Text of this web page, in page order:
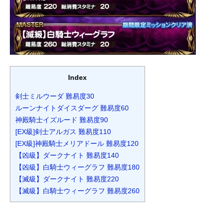
Index
剣士ミルウーダ 難易度30
ルーンナイトダイスダーグ 難易度60
神殿騎士イズルード 難易度90
[EX級]剣士アルガス 難易度110
[EX級]神殿騎士メリアドール 難易度120
【凶級】ダークナイト 難易度140
【凶級】白騎士ウィーグラフ 難易度180
【滅級】ダークナイト 難易度220
【滅級】白騎士ウィーグラフ 難易度260